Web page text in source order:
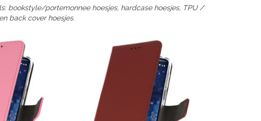
bookstyle/portemonnee hoesjes, hardcase hoesjes, TPU /
back cover hoesjes.